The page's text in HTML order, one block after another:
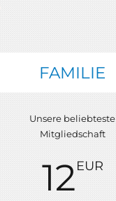
FAMILIE
Unsere beliebteste
Mitgliedschaft
EUR
12